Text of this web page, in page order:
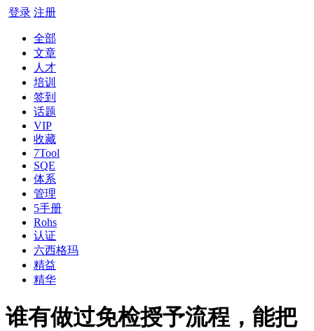
登录 注册
全部
文章
人才
培训
签到
话题
VIP
收藏
7Tool
SQE
体系
管理
5手册
Rohs
认证
六西格玛
精益
精华
谁有做过免检授予流程，能把